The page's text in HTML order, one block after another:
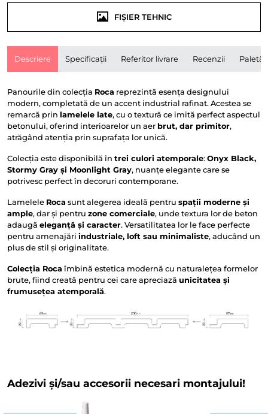
FIȘIER TEHNIC
Descriere Specificații Referitor livrare Recenzii Paletă
Panourile din colecția Roca reprezintă esența designului
modern, completată de un accent industrial rafinat. Acestea se
remarcă prin lamelele late, cu o textură ce imită perfect aspectul
betonului, oferind interioarelor un aer brut, dar primitor,
atrăgând atenția prin suprafața lor unică.
Colecția este disponibilă în trei culori atemporale: Onyx Black,
Stormy Gray și Moonlight Gray, nuanțe elegante care se
potrivesc perfect în decoruri contemporane.
Lamelele Roca sunt alegerea ideală pentru spații moderne și
ample, dar și pentru zone comerciale, unde textura lor de beton
adaugă eleganță și caracter. Versatilitatea lor le face perfecte
pentru amenajări industriale, loft sau minimaliste, aducând un
plus de stil și originalitate.
Colecția Roca îmbină estetica modernă cu naturalețea formelor
brute, fiind creată pentru cei care apreciază unicitatea și
frumusețea atemporală.
Adezivi și/sau accesorii necesari montajului!